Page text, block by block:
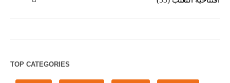
TOP CATEGORIES